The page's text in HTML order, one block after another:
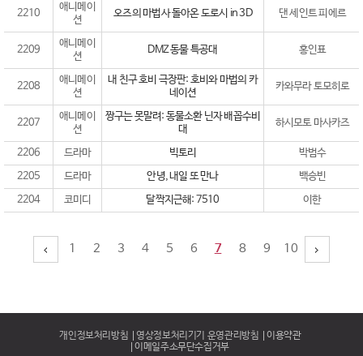
2210
애니메이
션
오즈의 마법사 돌아온 도로시 in 3D 댄 세인트 피에르
2209
애니메이
션
DMZ 동물 특공대 홍인표
2208
애니메이
션
내 친구 호비 극장판: 호비와 마법의 카
네이션
카와무라 토모히로
2207
애니메이
션
짱구는 못말려: 동물소환 닌자 배꼽수비
대
하시모토 마사카즈
2206 드라마 빅토리
박범수
2205
드라마 안녕, 내일 또 만나
백승빈
2204
코미디 달짝지근해: 7510 이한
1 2 3 4 5 6 7 8 9 10
개인정보처리방침 영상정보처리기기 운영관리방침
이용약관
이메일주소무단수집거부